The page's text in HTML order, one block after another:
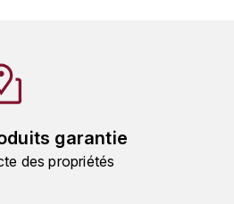
garantie
des propriétés